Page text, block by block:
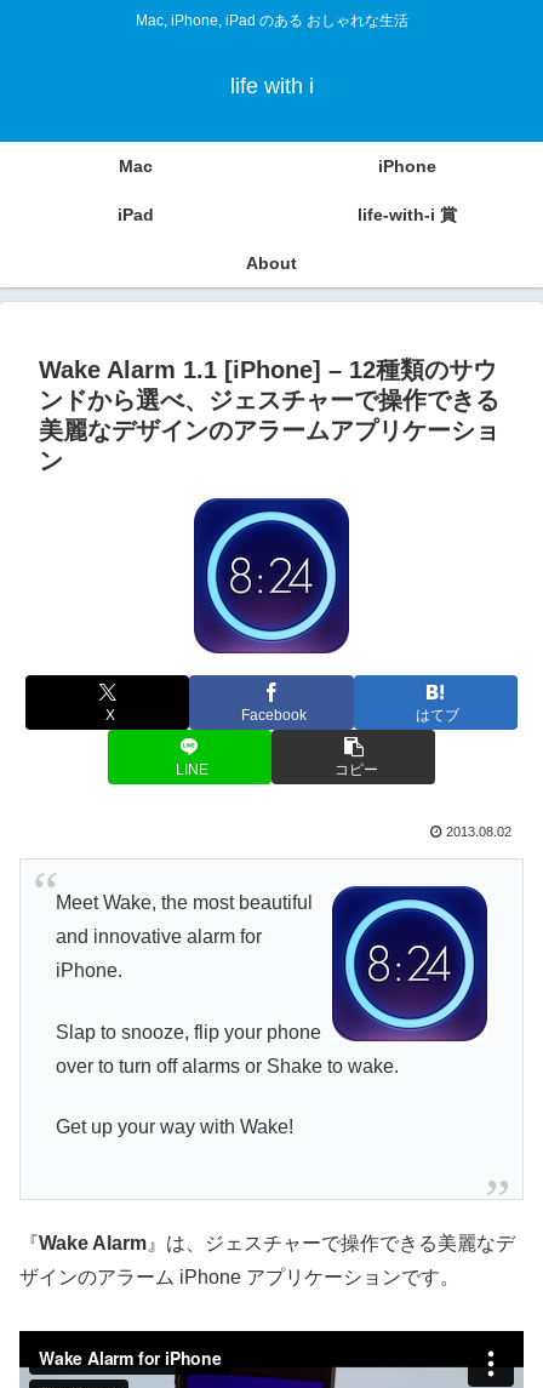
Mac, iPhone, iPad のある おしゃれな生活
life with i
Mac iPhone
iPad life-with-i 賞
About
Wake Alarm 1.1 [iPhone] – 12種類のサウ
ンドから選べ、ジェスチャーで操作できる
美麗なデザインのアラームアプリケーショ
ン
X Facebook はてブ
LINE コピー
2013.08.02
Meet Wake, the most beautiful
and innovative alarm for
iPhone.
Slap to snooze, flip your phone
over to turn off alarms or Shake to wake.
Get up your way with Wake!
『Wake Alarm 』は、ジェスチャーで操作できる美麗なデ
ザインのアラーム iPhone アプリケーションです。